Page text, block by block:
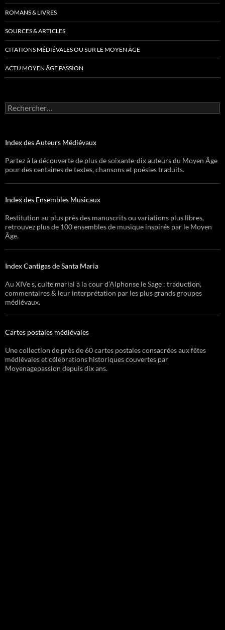
ROMANS & LIVRES
SOURCES & ARTICLES
CITATIONS MÉDIÉVALES OU SUR LE MOYEN ÂGE
ACTU MOYEN ÂGE PASSION
Rechercher :
Index des Auteurs Médiévaux
Partez à la découverte de plus de soixante-dix auteurs du Moyen Âge
pour des centaines de textes, chansons et poésies traduits.
Index des Ensembles Musicaux
Restitution au plus près des manuscrits ou variations plus libres,
retrouvez plus de 100 ensembles de musique inspirés par le Moyen
Âge.
Index Cantigas de Santa Maria
Au XIVe s, culte marial à la cour d’Alphonse le Sage : traduction,
commentaires & leur interprétation par les plus grands groupes
médiévaux.
Cartes postales médiévales
Une collection de près de 60 cartes postales consacrées aux fêtes
médiévales et célébrations historiques couvertes par
Moyenagepassion depuis dix ans.